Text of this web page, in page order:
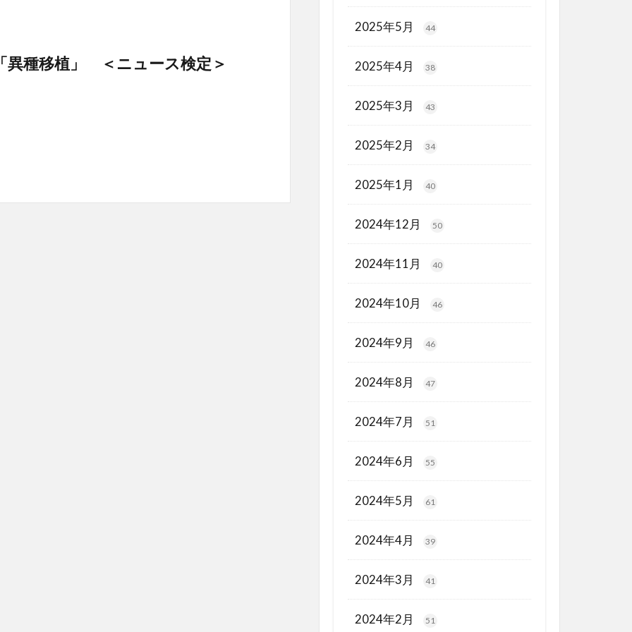
異種移植」 ＜ニュース検定＞
2025年5月 44
2025年4月 38
2025年3月 43
2025年2月 34
2025年1月 40
2024年12月 50
2024年11月 40
2024年10月 46
2024年9月 46
2024年8月 47
2024年7月 51
2024年6月 55
2024年5月 61
2024年4月 39
2024年3月 41
2024年2月 51